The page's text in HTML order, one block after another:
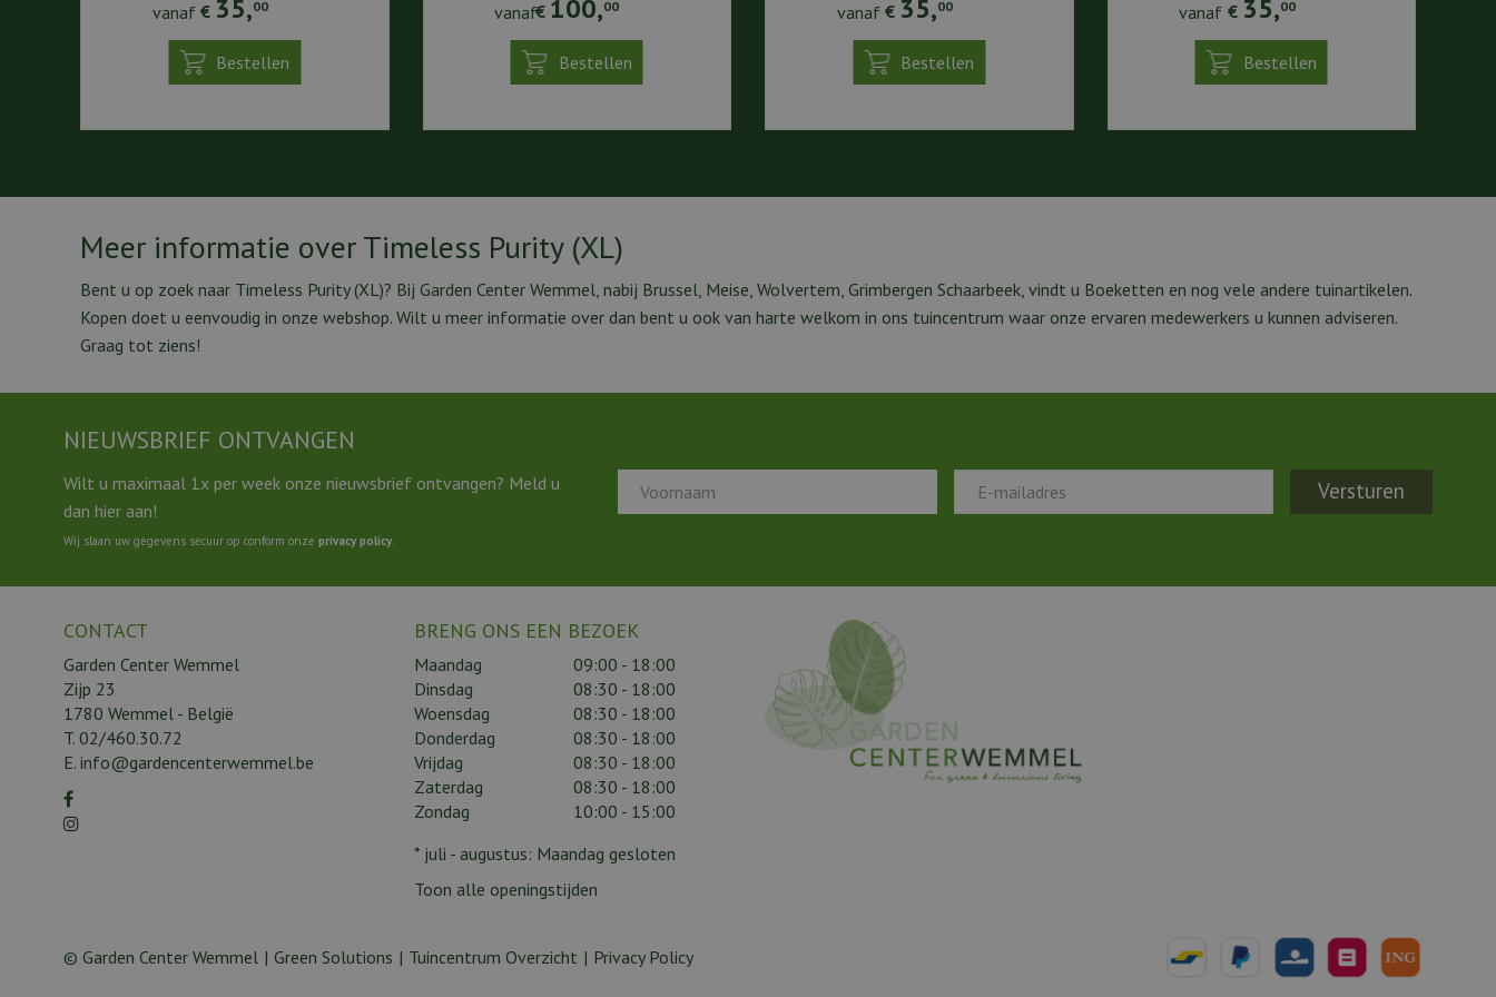
vanaf € 35,00
Bestellen
vanaf€ 100,00
Bestellen
vanaf € 35,00
Bestellen
vanaf € 35,00
Bestellen
Meer informatie over Timeless Purity (XL)
Bent u op zoek naar Timeless Purity (XL)? Bij Garden Center Wemmel, nabij Brussel, Meise, Wolvertem, Grimbergen Schaarbeek, vindt u Boeketten en nog vele andere tuinartikelen.
Kopen doet u eenvoudig in onze webshop. Wilt u meer informatie over dan bent u ook van harte welkom in ons tuincentrum waar onze ervaren medewerkers u kunnen adviseren.
Graag tot ziens!
NIEUWSBRIEF ONTVANGEN
Wilt u maximaal 1x per week onze nieuwsbrief ontvangen? Meld u
dan hier aan!
Wij slaan uw gegevens secuur op conform onze privacy policy
CONTACT
Garden Center Wemmel
Zijp 23
1780 Wemmel - België
T. 02/460.30.72
E. info@gardencenterwemmel.be
BRENG ONS EEN BEZOEK
Maandag
09:00 - 18:00
Dinsdag
08:30 - 18:00
Woensdag
08:30 - 18:00
Donderdag
08:30 - 18:00
Vrijdag
08:30 - 18:00
Zaterdag
08:30 - 18:00
Zondag
10:00 - 15:00
* juli - augustus: Maandag gesloten
Toon alle openingstijden
© Garden Center Wemmel Green Solutions Tuincentrum Overzicht Privacy Policy